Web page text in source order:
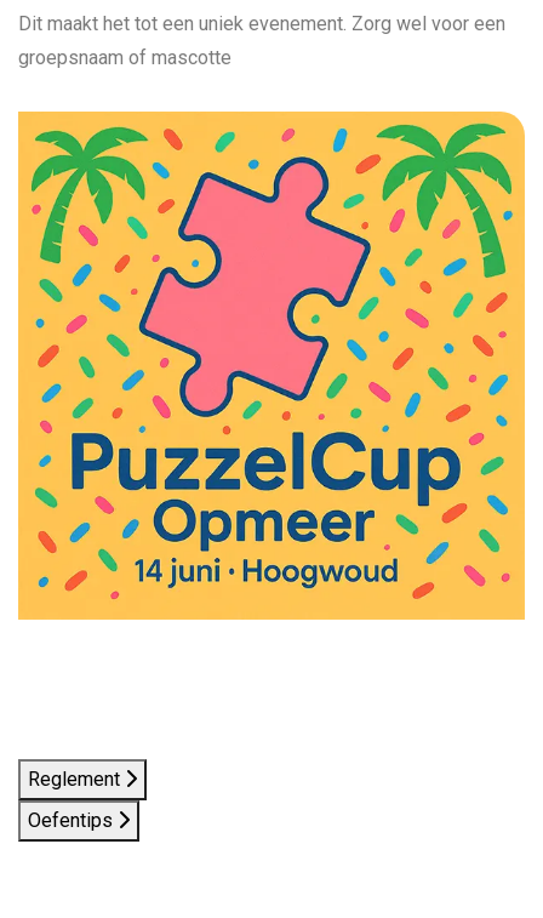
Dit maakt het tot een uniek evenement. Zorg wel voor een
groepsnaam of mascotte
Reglement
Oefentips